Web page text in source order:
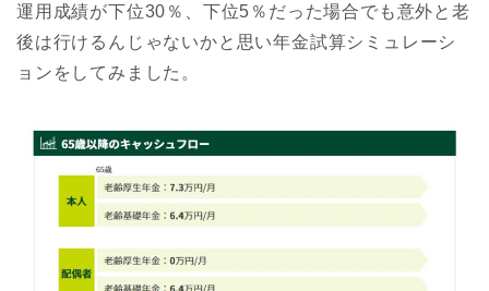
運用成績が下位30％、下位5％だった場合でも意外と老
後は行けるんじゃないかと思い年金試算シミュレーシ
ョンをしてみました。